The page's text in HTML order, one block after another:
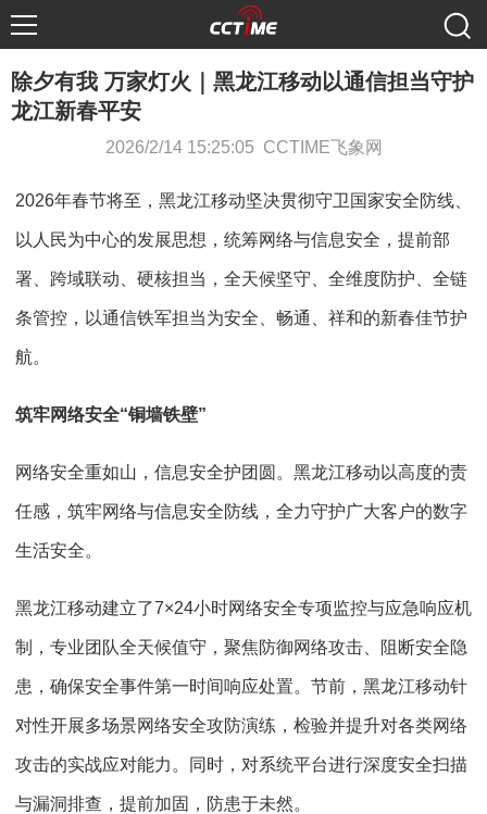
除夕有我 万家灯火｜黑龙江移动以通信担当守护
龙江新春平安
2026/2/14 15:25:05 CCTIME飞象网
2026年春节将至，黑龙江移动坚决贯彻守卫国家安全防线、
以人民为中心的发展思想，统筹网络与信息安全，提前部
署、跨域联动、硬核担当，全天候坚守、全维度防护、全链
条管控，以通信铁军担当为安全、畅通、祥和的新春佳节护
航。
筑牢网络安全“铜墙铁壁”
网络安全重如山，信息安全护团圆。黑龙江移动以高度的责
任感，筑牢网络与信息安全防线，全力守护广大客户的数字
生活安全。
黑龙江移动建立了7×24小时网络安全专项监控与应急响应机
制，专业团队全天候值守，聚焦防御网络攻击、阻断安全隐
患，确保安全事件第一时间响应处置。节前，黑龙江移动针
对性开展多场景网络安全攻防演练，检验并提升对各类网络
攻击的实战应对能力。同时，对系统平台进行深度安全扫描
与漏洞排查，提前加固，防患于未然。